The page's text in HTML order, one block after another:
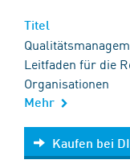
Leitfaden für die
Organisationen
Mehr
Kaufen bei DIN
Kaufen bei